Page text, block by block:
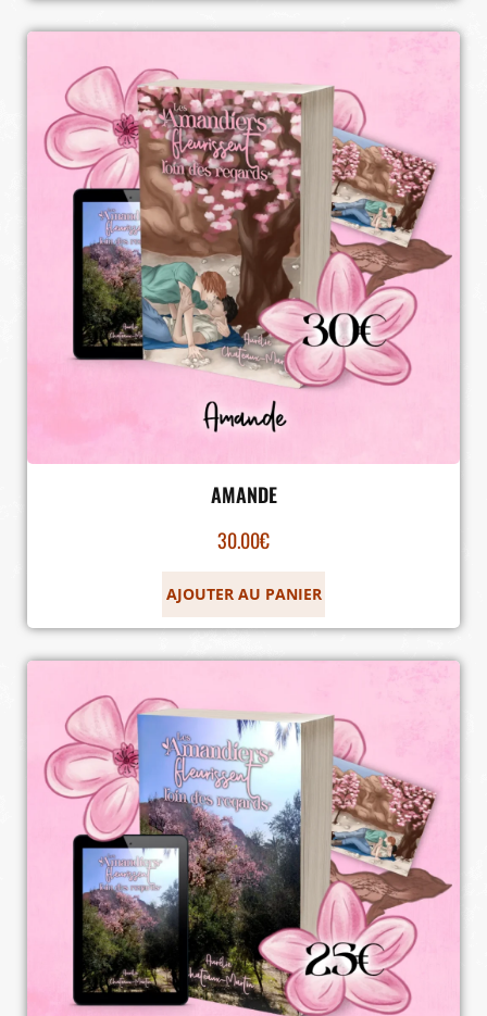
AMANDE
30.00€
AJOUTER AU PANIER